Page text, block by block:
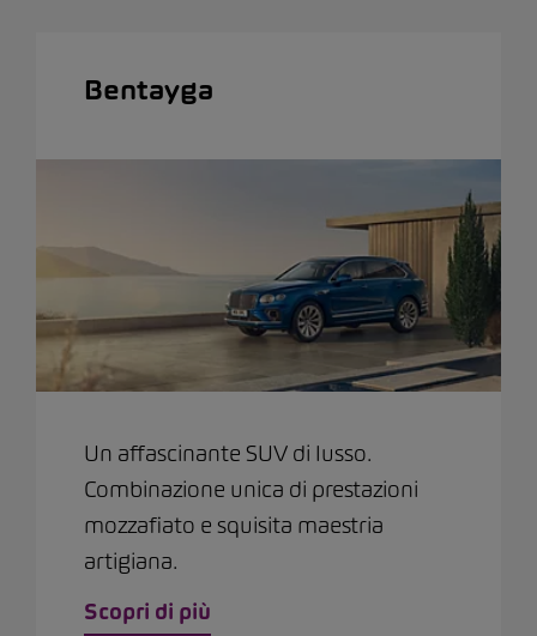
Bentayga
Un affascinante SUV di lusso.
Combinazione unica di prestazioni
mozzafiato e squisita maestria
artigiana.
Scopri di più